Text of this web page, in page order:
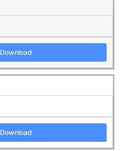
Download
Download